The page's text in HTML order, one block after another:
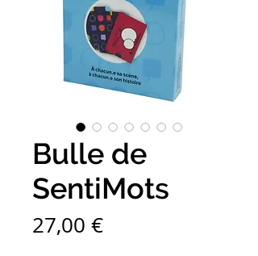
Bulle de
SentiMots
27,00 €Prix